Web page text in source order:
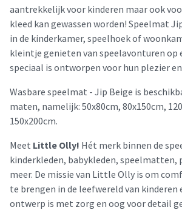
aantrekkelijk voor kinderen maar ook
kleed kan gewassen worden! Speelmat
in de kinderkamer, speelhoek of
kleintje genieten van speelavonturen op
speciaal is ontworpen voor hun plezier
Wasbare speelmat - Jip Beige is
maten, namelijk: 50x80cm, 80x150cm,
150x200cm.
Meet Little Olly! Hét merk binnen de
kinderkleden, babykleden, speelmatten,
meer. De missie van Little Olly is om
te brengen in de leefwereld van kinderen
ontwerp is met zorg en oog voor detail